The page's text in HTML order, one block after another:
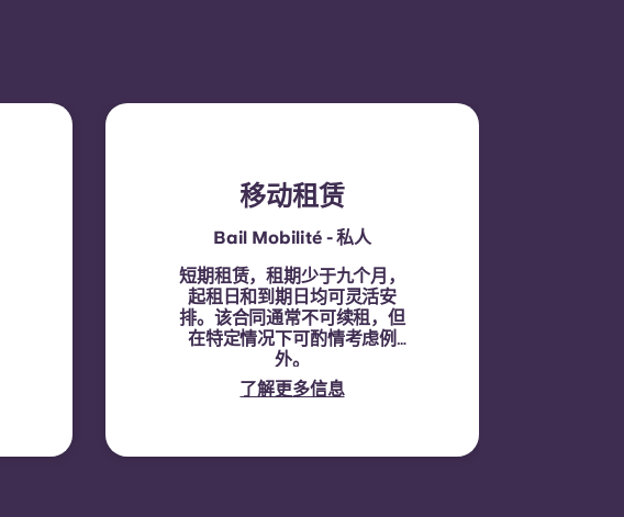
移动租赁
Bail Mobilité - 私人
短期租赁，租期少于九个月，
起租日和到期日均可灵活安
排。该合同通常不可续租，但
在特定情况下可酌情考虑例
外。
了解更多信息